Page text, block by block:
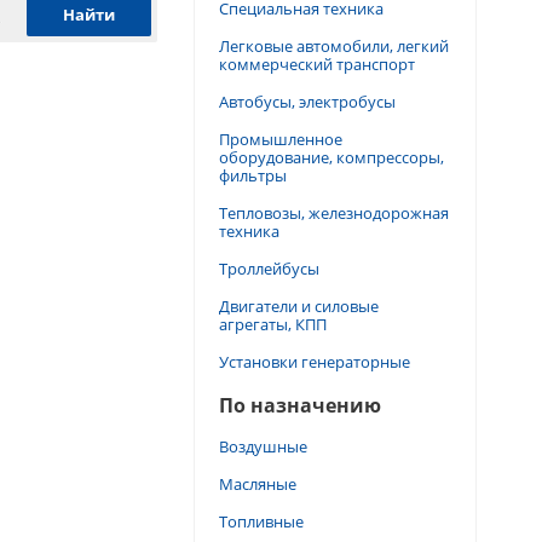
Специальная техника
Легковые автомобили, легкий
коммерческий транспорт
Автобусы, электробусы
Промышленное
оборудование, компрессоры,
фильтры
Тепловозы, железнодорожная
техника
Троллейбусы
Двигатели и силовые
агрегаты, КПП
Установки генераторные
По назначению
Воздушные
Масляные
Топливные